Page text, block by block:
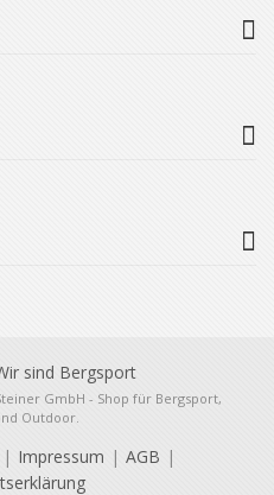
GmbH - Shop für Bergsport,
Outdoor.
Impressum
AGB